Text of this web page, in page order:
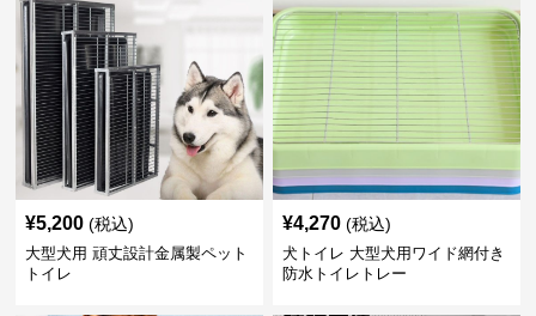
¥5,200 (税込)
大型犬用 頑丈設計金属製ペット
トイレ
¥4,270 (税込)
犬トイレ 大型犬用ワイド網付き
防水トイレトレー